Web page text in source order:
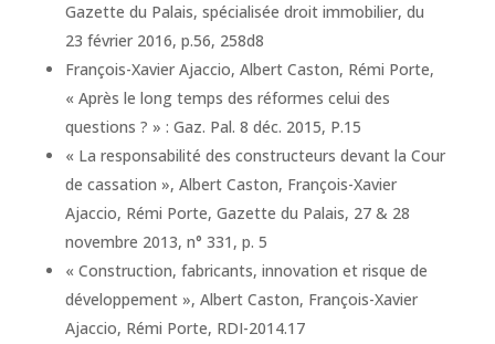
Gazette du Palais, spécialisée droit immobilier, du
23 février 2016, p.56, 258d8
François-Xavier Ajaccio, Albert Caston, Rémi Porte,
« Après le long temps des réformes celui des
questions ? » : Gaz. Pal. 8 déc. 2015, P.15
« La responsabilité des constructeurs devant la Cour
de cassation », Albert Caston, François-Xavier
Ajaccio, Rémi Porte, Gazette du Palais, 27 & 28
novembre 2013, n° 331, p. 5
« Construction, fabricants, innovation et risque de
développement », Albert Caston, François-Xavier
Ajaccio, Rémi Porte, RDI-2014.17